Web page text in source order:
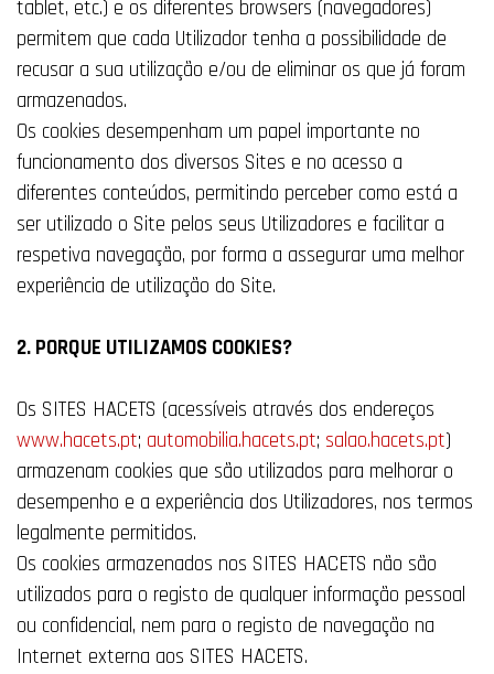
tablet, etc.) e os diferentes browsers (navegadores)
permitem que cada Utilizador tenha a possibilidade de
recusar a sua utilização e/ou de eliminar os que já foram
armazenados.
Os cookies desempenham um papel importante no
funcionamento dos diversos Sites e no acesso a
diferentes conteúdos, permitindo perceber como está a
ser utilizado o Site pelos seus Utilizadores e facilitar a
respetiva navegação, por forma a assegurar uma melhor
experiência de utilização do Site.
2. PORQUE UTILIZAMOS COOKIES?
Os SITES HACETS (acessíveis através dos endereços
www.hacets.pt; automobilia.hacets.pt; salao.hacets.pt)
armazenam cookies que são utilizados para melhorar o
desempenho e a experiência dos Utilizadores, nos termos
legalmente permitidos.
Os cookies armazenados nos SITES HACETS não são
utilizados para o registo de qualquer informação pessoal
ou confidencial, nem para o registo de navegação na
Internet externa aos SITES HACETS.